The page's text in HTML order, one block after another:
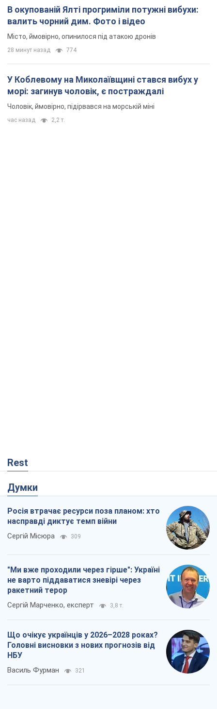
В окупованій Ялті прогриміли потужні вибухи:
валить чорний дим. Фото і відео
Місто, ймовірно, опинилося під атакою дронів
28 минут назад 774
У Коблевому на Миколаївщині стався вибух у
морі: загинув чоловік, є постраждалі
Чоловік, ймовірно, підірвався на морській міні
час назад 2,2 т.
Rest
Думки
Росія втрачає ресурси поза планом: хто
насправді диктує темп війни
Сергій Місюра 309
"Ми вже проходили через гірше": Україні
не варто піддаватися зневірі через
ракетний терор
Сергій Марченко, експерт 3,8 т.
Що очікує українців у 2026–2028 роках?
Головні висновки з нових прогнозів від
НБУ
Василь Фурман 321